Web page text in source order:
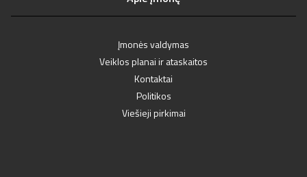
Įmonės valdymas
Veiklos planai ir ataskaitos
Kontaktai
Politikos
Viešieji pirkimai